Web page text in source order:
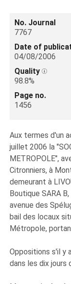
No. Journal
7767
Date of
04/08/2006
Quality
98.8%
Page no.
1456
Aux termes d'un
juillet 2006 la
METROPOLE",
Citronniers, à
demeurant à
Boutique SARA
avenue des
bail des locaux
Métropole,
Oppositions s'il y
dans les dix jours